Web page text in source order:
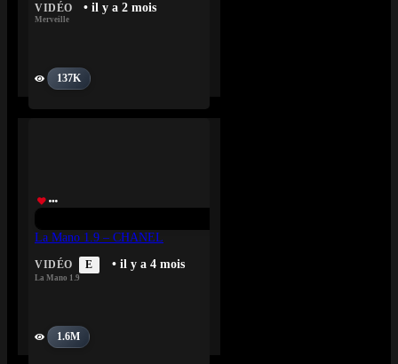
VIDÉO • il y a 2 mois
Merveille
137K
La Mano 1.9 – CHANEL
VIDÉO E • il y a 4 mois
La Mano 1.9
1.6M